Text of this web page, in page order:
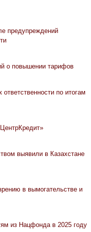
предупреждений
о повышении тарифов
по итогам
выявили в Казахстане
в вымогательстве и
из Нацфонда в 2025 году